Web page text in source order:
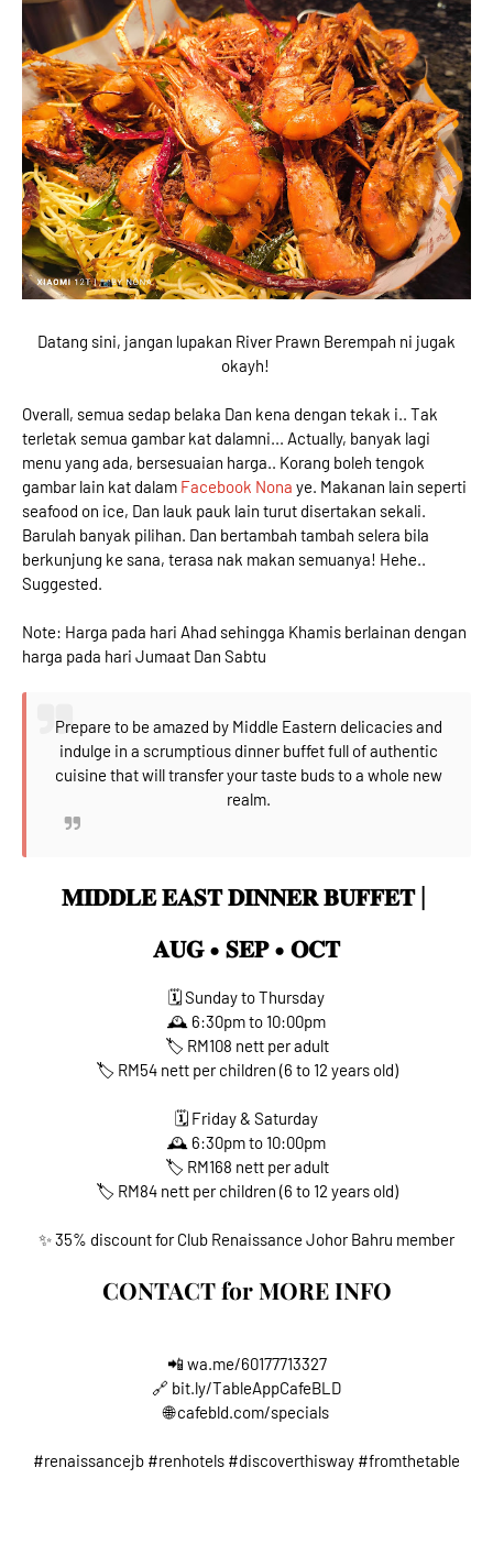
Datang sini, jangan lupakan River Prawn Berempah ni jugak
okayh!
Overall, semua sedap belaka Dan kena dengan tekak i.. Tak
terletak semua gambar kat dalamni... Actually, banyak lagi
menu yang ada, bersesuaian harga.. Korang boleh tengok
gambar lain kat dalam Facebook Nona ye. Makanan lain seperti
seafood on ice, Dan lauk pauk lain turut disertakan sekali.
Barulah banyak pilihan. Dan bertambah tambah selera bila
berkunjung ke sana, terasa nak makan semuanya! Hehe..
Suggested.
Note: Harga pada hari Ahad sehingga Khamis berlainan dengan
harga pada hari Jumaat Dan Sabtu
Prepare to be amazed by Middle Eastern delicacies and
indulge in a scrumptious dinner buffet full of authentic
cuisine that will transfer your taste buds to a whole new
realm.
𝐌𝐈𝐃𝐃𝐋𝐄 𝐄𝐀𝐒𝐓 𝐃𝐈𝐍𝐍𝐄𝐑 𝐁𝐔𝐅𝐅𝐄𝐓 |
𝐀𝐔𝐆 • 𝐒𝐄𝐏 • 𝐎𝐂𝐓
🗓 Sunday to Thursday
🕰️ 6:30pm to 10:00pm
🏷 RM108 nett per adult
🏷 RM54 nett per children (6 to 12 years old)
🗓 Friday & Saturday
🕰️ 6:30pm to 10:00pm
🏷 RM168 nett per adult
🏷 RM84 nett per children (6 to 12 years old)
✨ 35% discount for Club Renaissance Johor Bahru member
CONTACT for MORE INFO
📲 wa.me/60177713327
🔗 bit.ly/TableAppCafeBLD
🌐 cafebld.com/specials
#renaissancejb #renhotels #discoverthisway #fromthetable